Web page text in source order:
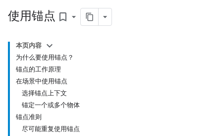
使用锚点 bookmark_border
本页内容
为什么要使用锚点？
锚点的工作原理
在场景中使用锚点
选择锚点上下文
锚定一个或多个物体
锚点准则
尽可能重复使用锚点